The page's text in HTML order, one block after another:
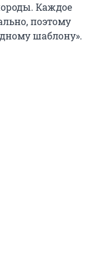
Каждое
поэтому
шаблону».